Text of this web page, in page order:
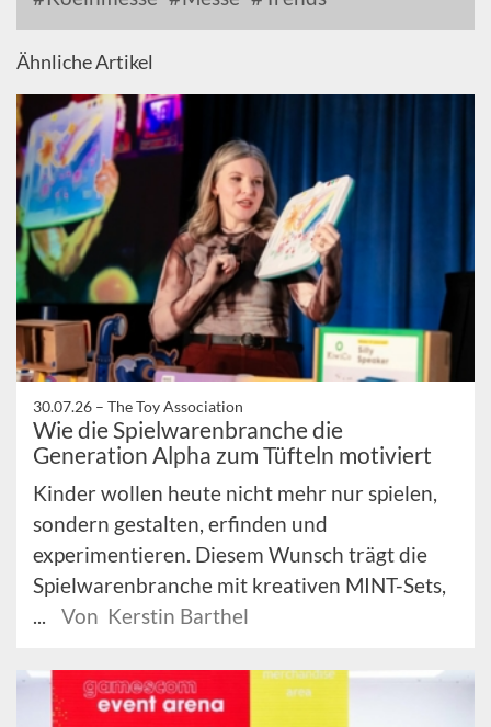
Ähnliche Artikel
30.07.26 – The Toy Association
Wie die Spielwarenbranche die
Generation Alpha zum Tüfteln motiviert
Kinder wollen heute nicht mehr nur spielen,
sondern gestalten, erfinden und
experimentieren. Diesem Wunsch trägt die
Spielwarenbranche mit kreativen MINT-Sets,
Von Kerstin Barthel